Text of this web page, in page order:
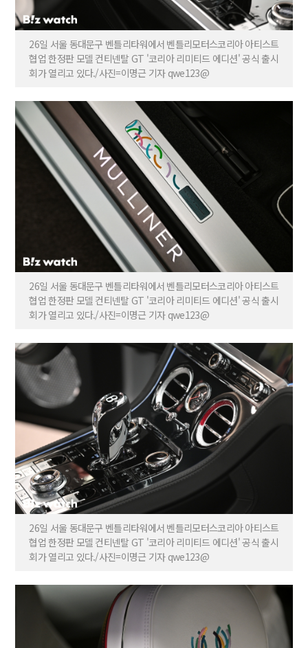
26일 서울 동대문구 벤틀리타워에서 벤틀리모터스코리아 아티스트
협업 한정판 모델 컨티넨탈 GT '코리아 리미티드 에디션' 공식 출시
회가 열리고 있다./사진=이명근 기자 qwe123@
26일 서울 동대문구 벤틀리타워에서 벤틀리모터스코리아 아티스트
협업 한정판 모델 컨티넨탈 GT '코리아 리미티드 에디션' 공식 출시
회가 열리고 있다./사진=이명근 기자 qwe123@
26일 서울 동대문구 벤틀리타워에서 벤틀리모터스코리아 아티스트
협업 한정판 모델 컨티넨탈 GT '코리아 리미티드 에디션' 공식 출시
회가 열리고 있다./사진=이명근 기자 qwe123@